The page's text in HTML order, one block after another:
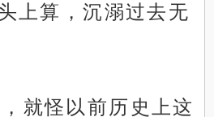
上算，沉溺过去无
就怪以前历史上这